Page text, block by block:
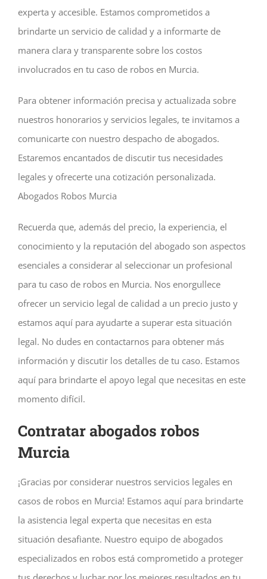
experta y accesible. Estamos comprometidos a
brindarte un servicio de calidad y a informarte de
manera clara y transparente sobre los costos
involucrados en tu caso de robos en Murcia.
Para obtener información precisa y actualizada sobre
nuestros honorarios y servicios legales, te invitamos a
comunicarte con nuestro despacho de abogados.
Estaremos encantados de discutir tus necesidades
legales y ofrecerte una cotización personalizada.
Abogados Robos Murcia
Recuerda que, además del precio, la experiencia, el
conocimiento y la reputación del abogado son aspectos
esenciales a considerar al seleccionar un profesional
para tu caso de robos en Murcia. Nos enorgullece
ofrecer un servicio legal de calidad a un precio justo y
estamos aquí para ayudarte a superar esta situación
legal. No dudes en contactarnos para obtener más
información y discutir los detalles de tu caso. Estamos
aquí para brindarte el apoyo legal que necesitas en este
momento difícil.
Contratar abogados robos
Murcia
¡Gracias por considerar nuestros servicios legales en
casos de robos en Murcia! Estamos aquí para brindarte
la asistencia legal experta que necesitas en esta
situación desafiante. Nuestro equipo de abogados
especializados en robos está comprometido a proteger